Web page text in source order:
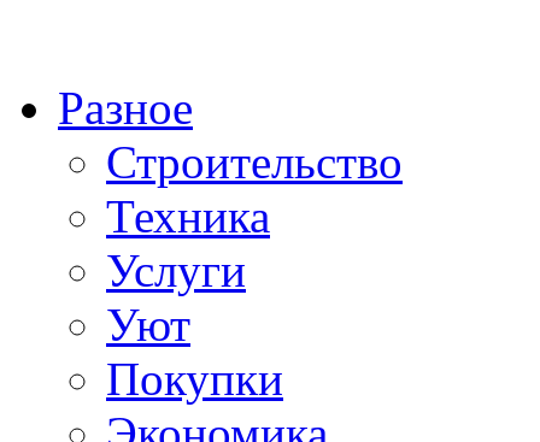
Разное
Строительство
Техника
Услуги
Уют
Покупки